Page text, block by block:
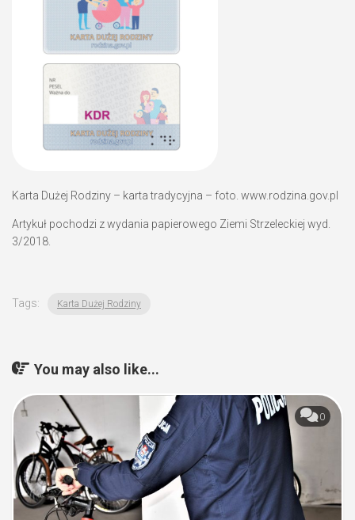
Karta Dużej Rodziny – karta tradycyjna – foto. www.rodzina.gov.pl
Artykuł pochodzi z wydania papierowego Ziemi Strzeleckiej wyd.
3/2018.
Tags: Karta Dużej Rodziny
You may also like...
0